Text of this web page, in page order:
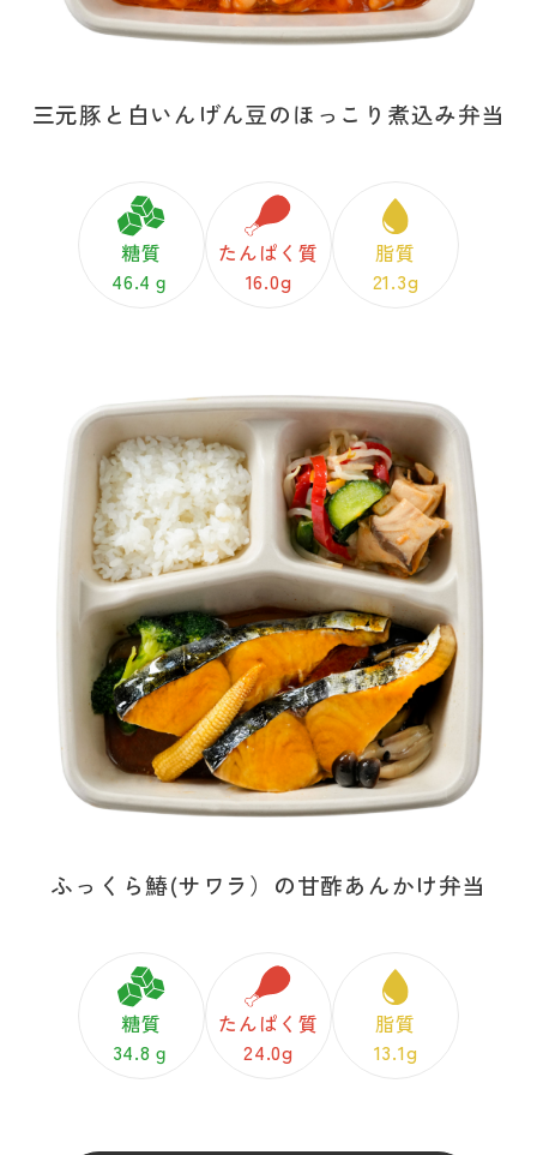
三元豚と白いんげん豆のほっこり煮込み弁当
糖質
46.4ｇ
たんぱく質
16.0g
脂質
21.3g
ふっくら鰆(サワラ）の甘酢あんかけ弁当
糖質
34.8ｇ
たんぱく質
24.0g
脂質
13.1g